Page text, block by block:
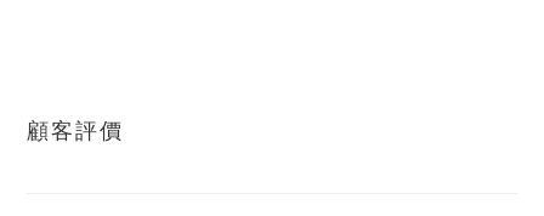
顧客評價